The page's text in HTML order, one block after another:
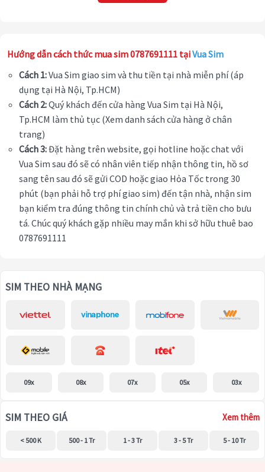
Hướng dẫn cách thức mua sim 0787691111 tạiVua Sim
Cách 1:Vua Sim giao sim và thu tiền tại nhà miễn phí (áp
dụng tại Hà Nội, Tp.HCM)
Cách 2:Quý khách đến cửa hàng Vua Sim tại Hà Nội,
Tp.HCM làm thủ tục (Xem danh sách cửa hàng ở chân
trang)
Cách 3:Đặt hàng trên website, gọi hotline hoặc chat với
Vua Sim sau đó sẽ có nhân viên tiếp nhận thông tin, hồ sơ
sang tên sau đó sẽ gửi COD hoặc giao Hỏa Tốc trong 30
phút (bạn phải hỗ trợ phí giao sim) đến tận nhà, nhận sim
bạn kiểm tra đúng thông tin chính chủ và trả tiền cho bưu
tá. Chúc quý khách gặp nhiều may mắn khi sở hữu thuê bao
0787691111
SIM THEO NHÀ MẠNG
09x 08x 07x 05x 03x
SIM THEO GIÁ Xem thêm
< 500 K 500 - 1 Tr 1 - 3 Tr 3 - 5 Tr 5 - 10 Tr